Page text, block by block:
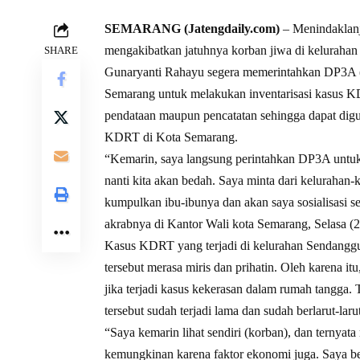
SHARE
SEMARANG (Jatengdaily.com) –
mengakibatkan jatuhnya korban jiwa di
Gunaryanti Rahayu segera memerintahkan
Semarang untuk melakukan inventarisasi kasus
pendataan maupun pencatatan sehingga dapat
KDRT di Kota Semarang.
“Kemarin, saya langsung perintahkan DP3A
nanti kita akan bedah. Saya minta dari
kumpulkan ibu-ibunya dan akan saya sosialisasi
akrabnya di Kantor Wali kota Semarang, Selasa
Kasus KDRT yang terjadi di kelurahan
tersebut merasa miris dan prihatin. Oleh karena
jika terjadi kasus kekerasan dalam rumah
tersebut sudah terjadi lama dan sudah berlarut-
“Saya kemarin lihat sendiri (korban), dan
kemungkinan karena faktor ekonomi juga. Saya